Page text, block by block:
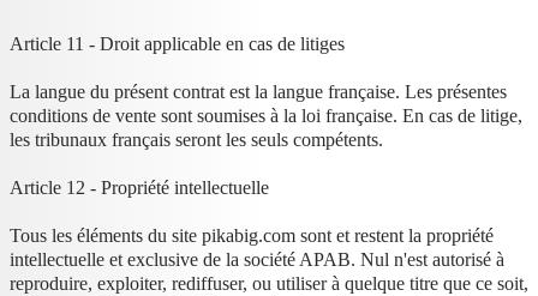
Article 11 - Droit applicable en cas de litiges
La langue du présent contrat est la langue française. Les présentes
conditions de vente sont soumises à la loi française. En cas de litige,
les tribunaux français seront les seuls compétents.
Article 12 - Propriété intellectuelle
Tous les éléments du site pikabig.com sont et restent la propriété
intellectuelle et exclusive de la société APAB. Nul n'est autorisé à
reproduire, exploiter, rediffuser, ou utiliser à quelque titre que ce soit,